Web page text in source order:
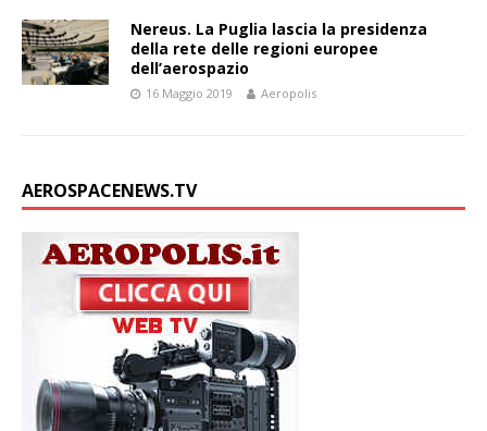
Nereus. La Puglia lascia la presidenza
della rete delle regioni europee
dell’aerospazio
16 Maggio 2019 Aeropolis
AEROSPACENEWS.TV